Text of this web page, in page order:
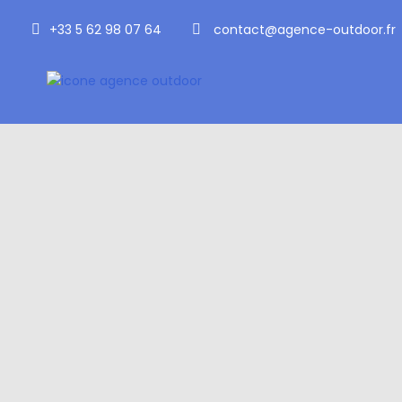
+33 5 62 98 07 64 contact@agence-outdoor.fr